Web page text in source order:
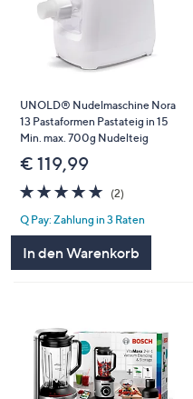
UNOLD® Nudelmaschine Nora
13 Pastaformen Pastateig in 15
Min. max. 700g Nudelteig
€ 119,99
5.0
von
5
(2)2
Q Pay: Zahlung in 3 Raten
In den Warenkorb